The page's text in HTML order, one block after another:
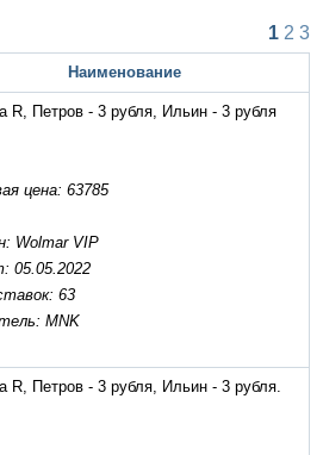
1 2 3
Наименование
R, Петров - 3 рубля, Ильин - 3 рубля
цена: 63785
Wolmar VIP
05.05.2022
63
MNK
R, Петров - 3 рубля, Ильин - 3 рубля.